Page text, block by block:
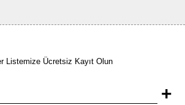
Listemize Ücretsiz Kayıt Olun
+